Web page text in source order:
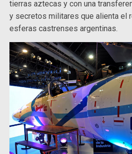
tierras aztecas y con una
y secretos militares que alienta el
esferas castrenses argentinas.